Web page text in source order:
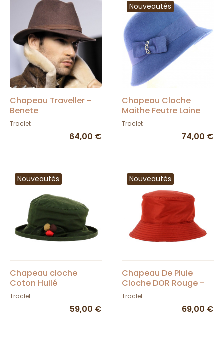
Chapeau Traveller -
Benete
Traclet
64,00 €
Nouveautés
Chapeau Cloche
Maithe Feutre Laine
Bleu roi - Traclet
Traclet
74,00 €
Nouveautés
Chapeau cloche
Coton Huilé
Imperméable Olive -
Traclet
59,00 €
Nouveautés
Chapeau De Pluie
Cloche DOR Rouge -
Traclet
Traclet
69,00 €